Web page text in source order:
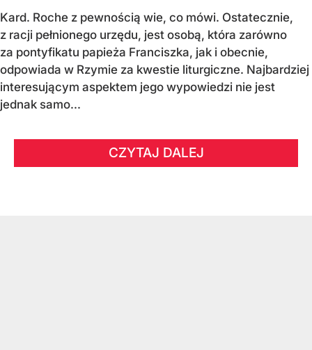
Kard. Roche z pewnością wie, co mówi. Ostatecznie,
z racji pełnionego urzędu, jest osobą, która zarówno
za pontyfikatu papieża Franciszka, jak i obecnie,
odpowiada w Rzymie za kwestie liturgiczne. Najbardziej
interesującym aspektem jego wypowiedzi nie jest
jednak samo...
CZYTAJ DALEJ